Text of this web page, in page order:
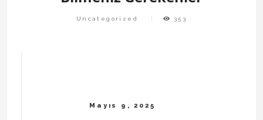
Uncategorized 353